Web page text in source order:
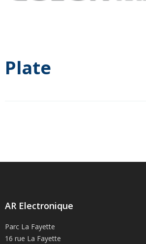
Plate
AR Electronique
Parc La Fayette
16 rue La Fayette